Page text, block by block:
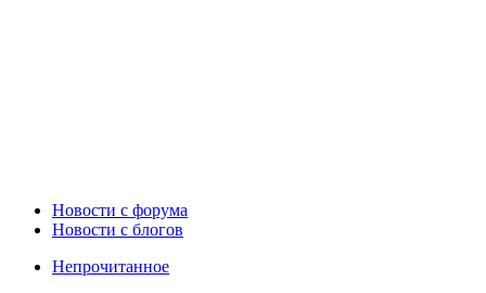
Новости c форума
Новости с блогов
Непрочитанное